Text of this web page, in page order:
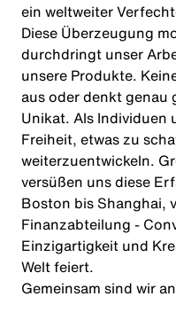
ein weltweiter
Diese Überzeugung
durchdringt unser
unsere Produkte.
aus oder denkt genau
Unikat. Als Individuen
Freiheit, etwas zu
weiterzuentwickeln.
versüßen uns diese
Boston bis Shanghai,
Finanzabteilung -
Einzigartigkeit und
Welt feiert.
Gemeinsam sind wir